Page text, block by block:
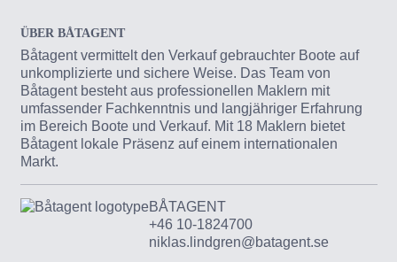
ÜBER BÅTAGENT
Båtagent vermittelt den Verkauf gebrauchter Boote auf
unkomplizierte und sichere Weise. Das Team von
Båtagent besteht aus professionellen Maklern mit
umfassender Fachkenntnis und langjähriger Erfahrung
im Bereich Boote und Verkauf. Mit 18 Maklern bietet
Båtagent lokale Präsenz auf einem internationalen
Markt.
BÅTAGENT
+46 10-1824700
niklas.lindgren@batagent.se